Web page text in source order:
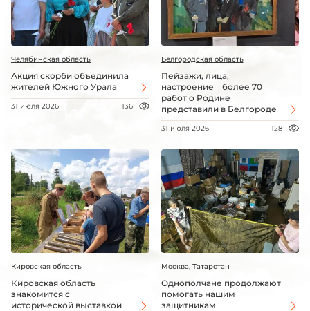
Челябинская область
Акция скорби объединила
жителей Южного Урала
31 июля 2026 136
Белгородская область
Пейзажи, лица,
настроение – более 70
работ о Родине
представили в Белгороде
31 июля 2026 128
Кировская область
Кировская область
знакомится с
исторической выставкой
Москва, Татарстан
Однополчане продолжают
помогать нашим
защитникам